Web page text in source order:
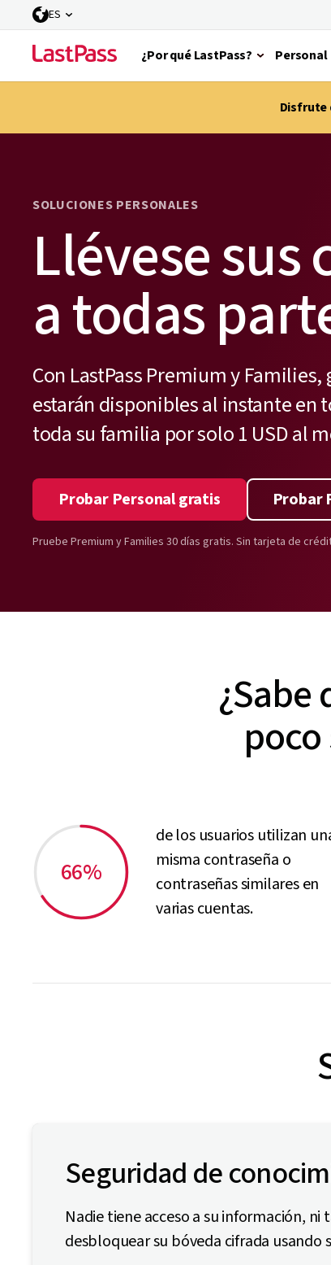
ES
¿Por qué LastPass? Personal
Disfrute
SOLUCIONES PERSONALES
Llévese sus
a todas
Con LastPass Premium y
estarán disponibles al instante en
toda su familia por solo 1 USD al
Probar Personal gratis Probar
Pruebe Premium y Families 30 días gratis. Sin tarjeta de
66%
de los usuarios utilizan
misma contraseña o
contraseñas similares en
varias cuentas.
Seguridad de
Nadie tiene acceso a su información,
desbloquear su bóveda cifrada usando